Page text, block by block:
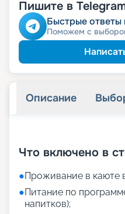
Пишите в
Быстрые ответы
Поможем с
Описание
Что включено в
●Проживание в каюте
●Питание по
напитков);